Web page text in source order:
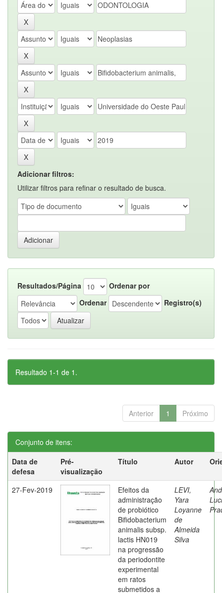
Adicionar filtros:
Utilizar filtros para refinar o resultado de busca.
Resultados/Página
Ordenar por
Ordenar
Registro(s)
Resultado 1-1 de 1.
Anterior 1 Próximo
Conjunto de itens:
Data de
defesa
Pré-
visualização
Título Autor
27-Fev-2019
Efeitos da
administração
de probiótico
Bifidobacterium
animalis subsp.
lactis HN019
na progressão
da periodontite
experimental
em ratos
submetidos a
LEVI,
Yara
Loyanne
de
Almeida
Silva